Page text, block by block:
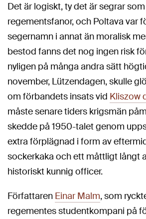
Det är logiskt, ty det är segrar
regementsfanor, och Poltava var
segernamn i annat än moralisk
bestod fanns det nog ingen risk
nyligen på många andra sätt
november, Lützendagen, skulle
om förbandets insats vid Kliszow
måste senare tiders krigsmän
skedde på 1950-talet genom
extra förplägnad i form av
sockerkaka och ett måttligt långt
historiskt kunnig officer.
Författaren Einar Malm, som
regementes studentkompani på